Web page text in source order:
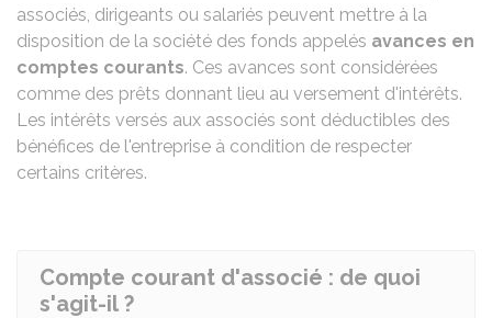
associés, dirigeants ou salariés peuvent mettre à la
disposition de la société des fonds appelés avances en
comptes courants. Ces avances sont considérées
comme des prêts donnant lieu au versement d'intérêts.
Les intérêts versés aux associés sont déductibles des
bénéfices de l'entreprise à condition de respecter
certains critères.
Compte courant d'associé : de quoi
s'agit-il ?